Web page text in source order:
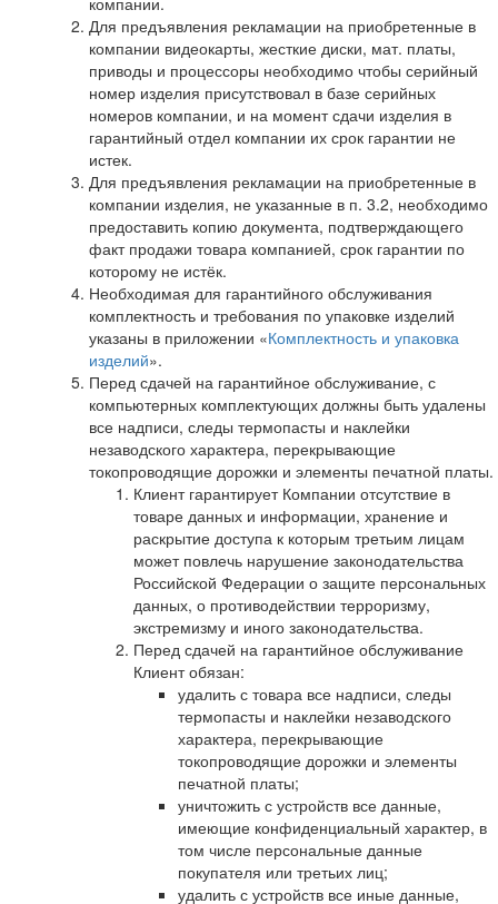
Для предъявления рекламации на приобретенные в
компании видеокарты, жесткие диски, мат. платы,
приводы и процессоры необходимо чтобы серийный
номер изделия присутствовал в базе серийных
номеров компании, и на момент сдачи изделия в
гарантийный отдел компании их срок гарантии не
истек.
Для предъявления рекламации на приобретенные в
компании изделия, не указанные в п. 3.2, необходимо
предоставить копию документа, подтверждающего
факт продажи товара компанией, срок гарантии по
которому не истёк.
Необходимая для гарантийного обслуживания
комплектность и требования по упаковке изделий
указаны в приложении «Комплектность и упаковка
изделий».
Перед сдачей на гарантийное обслуживание, с
компьютерных комплектующих должны быть удалены
все надписи, следы термопасты и наклейки
незаводского характера, перекрывающие
токопроводящие дорожки и элементы печатной платы.
Клиент гарантирует Компании отсутствие в
товаре данных и информации, хранение и
раскрытие доступа к которым третьим лицам
может повлечь нарушение законодательства
Российской Федерации о защите персональных
данных, о противодействии терроризму,
экстремизму и иного законодательства.
Перед сдачей на гарантийное обслуживание
Клиент обязан:
удалить с товара все надписи, следы
термопасты и наклейки незаводского
характера, перекрывающие
токопроводящие дорожки и элементы
печатной платы;
уничтожить с устройств все данные,
имеющие конфиденциальный характер, в
том числе персональные данные
покупателя или третьих лиц;
удалить с устройств все иные данные,